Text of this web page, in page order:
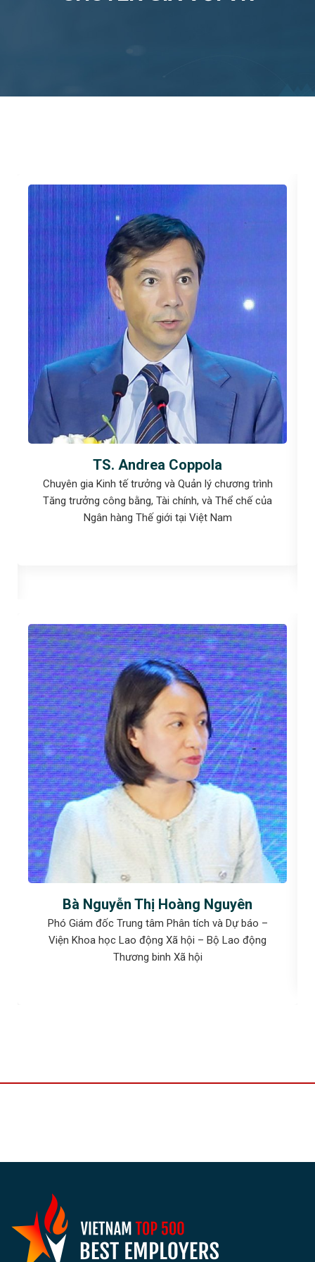
TS. Andrea Coppola
Chuyên gia Kinh tế trưởng và Quản lý chương trình
Tăng trưởng công bằng, Tài chính, và Thể chế của
Ngân hàng Thế giới tại Việt Nam
Bà Nguyễn Thị Hoàng Nguyên
Phó Giám đốc Trung tâm Phân tích và Dự báo –
Viện Khoa học Lao động Xã hội – Bộ Lao động
Thương binh Xã hội